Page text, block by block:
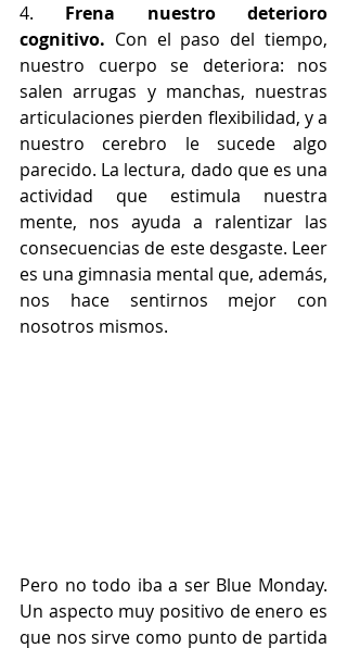
4. Frena nuestro deterioro
cognitivo. Con el paso del tiempo,
nuestro cuerpo se deteriora: nos
salen arrugas y manchas, nuestras
articulaciones pierden flexibilidad, y a
nuestro cerebro le sucede algo
parecido. La lectura, dado que es una
actividad que estimula nuestra
mente, nos ayuda a ralentizar las
consecuencias de este desgaste. Leer
es una gimnasia mental que, además,
nos hace sentirnos mejor con
nosotros mismos.
Pero no todo iba a ser Blue Monday.
Un aspecto muy positivo de enero es
que nos sirve como punto de partida